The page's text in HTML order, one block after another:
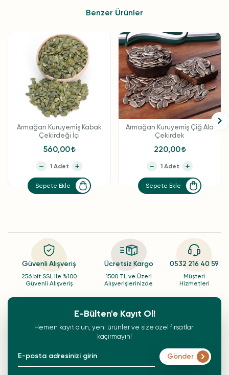
Benzer Ürünler
Armağan Kuruyemiş Kabak
Çekirdeği İçi
560,00
Sepete Ekle
Armağan Kuruyemiş Çiğ Ala
Çekirdek
220,00
Sepete Ekle
Güvenli Alışveriş
256 bit SSL ile %100
Güvenli Alışveriş
Ücretsiz Kargo
1500 TL ve Üzeri
Alışverişlerinizde
0532 216 40 59
Müşteri
Hizmetleri
E-Bülten'e Kayıt Ol!
Hemen kayıt olun, yeni ürünler ve size özel fırsatları
kaçırmayın!
Gönder